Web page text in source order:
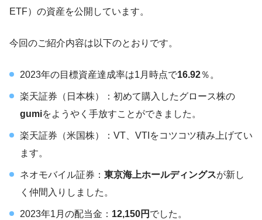
ETF）の資産を公開しています。
今回のご紹介内容は以下のとおりです。
2023年の目標資産達成率は1月時点で16.92％。
楽天証券（日本株）：初めて購入したグロース株の
gumiをようやく手放すことができました。
楽天証券（米国株）：VT、VTIをコツコツ積み上げてい
ます。
ネオモバイル証券： 東京海上ホールディングスが新し
く仲間入りしました。
2023年1月の配当金： 12,150円 でした。